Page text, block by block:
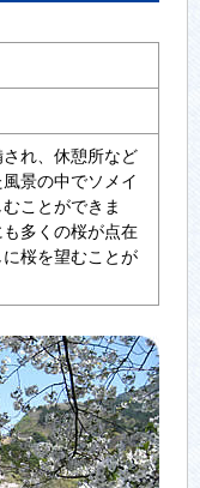
れ、休憩所など
景の中でソメイ
ことができま
多くの桜が点在
桜を望むことが